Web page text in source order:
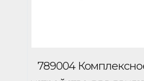
789004